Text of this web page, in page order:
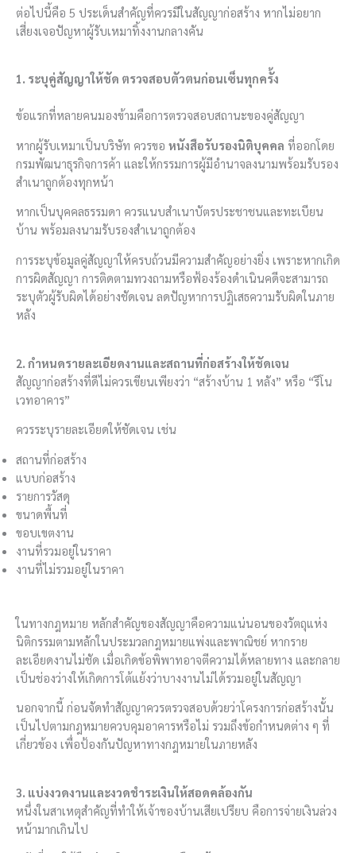
ต่อไปนี้คือ 5 ประเด็นสำคัญที่ควรมีในสัญญาก่อสร้าง หากไม่อยาก
เสี่ยงเจอปัญหาผู้รับเหมาทิ้งงานกลางคัน
1. ระบุคู่สัญญาให้ชัด ตรวจสอบตัวตนก่อนเซ็นทุกครั้ง
ข้อแรกที่หลายคนมองข้ามคือการตรวจสอบสถานะของคู่สัญญา
หากผู้รับเหมาเป็นบริษัท ควรขอ หนังสือรับรองนิติบุคคล ที่ออกโดย
กรมพัฒนาธุรกิจการค้า และให้กรรมการผู้มีอำนาจลงนามพร้อมรับรอง
สำเนาถูกต้องทุกหน้า
หากเป็นบุคคลธรรมดา ควรแนบสำเนาบัตรประชาชนและทะเบียน
บ้าน พร้อมลงนามรับรองสำเนาถูกต้อง
การระบุข้อมูลคู่สัญญาให้ครบถ้วนมีความสำคัญอย่างยิ่ง เพราะหากเกิด
การผิดสัญญา การติดตามทวงถามหรือฟ้องร้องดำเนินคดีจะสามารถ
ระบุตัวผู้รับผิดได้อย่างชัดเจน ลดปัญหาการปฏิเสธความรับผิดในภาย
หลัง
2. กำหนดรายละเอียดงานและสถานที่ก่อสร้างให้ชัดเจน
สัญญาก่อสร้างที่ดีไม่ควรเขียนเพียงว่า “สร้างบ้าน 1 หลัง” หรือ “รีโน
เวทอาคาร”
ควรระบุรายละเอียดให้ชัดเจน เช่น
สถานที่ก่อสร้าง
แบบก่อสร้าง
รายการวัสดุ
ขนาดพื้นที่
ขอบเขตงาน
งานที่รวมอยู่ในราคา
งานที่ไม่รวมอยู่ในราคา
ในทางกฎหมาย หลักสำคัญของสัญญาคือความแน่นอนของวัตถุแห่ง
นิติกรรมตามหลักในประมวลกฎหมายแพ่งและพาณิชย์ หากราย
ละเอียดงานไม่ชัด เมื่อเกิดข้อพิพาทอาจตีความได้หลายทาง และกลาย
เป็นช่องว่างให้เกิดการโต้แย้งว่าบางงานไม่ได้รวมอยู่ในสัญญา
นอกจากนี้ ก่อนจัดทำสัญญาควรตรวจสอบด้วยว่าโครงการก่อสร้างนั้น
เป็นไปตามกฎหมายควบคุมอาคารหรือไม่ รวมถึงข้อกำหนดต่าง ๆ ที่
เกี่ยวข้อง เพื่อป้องกันปัญหาทางกฎหมายในภายหลัง
3. แบ่งงวดงานและงวดชำระเงินให้สอดคล้องกัน
หนึ่งในสาเหตุสำคัญที่ทำให้เจ้าของบ้านเสียเปรียบ คือการจ่ายเงินล่วง
หน้ามากเกินไป